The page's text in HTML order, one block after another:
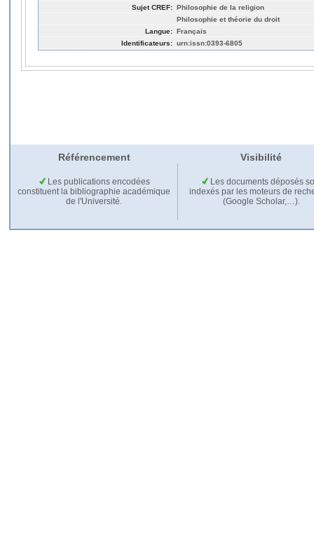
Sujet CREF: Philosophie de la religion
Philosophie et théorie du droit
Langue: Français
Identificateurs: urn:issn:0393-6805
Référencement Visibilité
Les publications encodées
constituent la bibliographie académique
de l'Université.
Les documents déposés
indexés par les moteurs de
(Google Scholar,…).